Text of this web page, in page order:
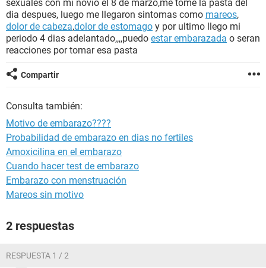
SEXUALIDAD
GLOSARIO
sexuales con mi novio el 8 de marzo,me tome la pasta del
dia despues, luego me llegaron sintomas como mareos,
dolor de cabeza,dolor de estomago y por ultimo llego mi
periodo 4 dias adelantado,,,,puedo estar embarazada o seran
reacciones por tomar esa pasta
Compartir
Consulta también:
Motivo de embarazo????
Probabilidad de embarazo en dias no fertiles
Amoxicilina en el embarazo
Cuando hacer test de embarazo
Embarazo con menstruación
Mareos sin motivo
2 respuestas
RESPUESTA 1 / 2